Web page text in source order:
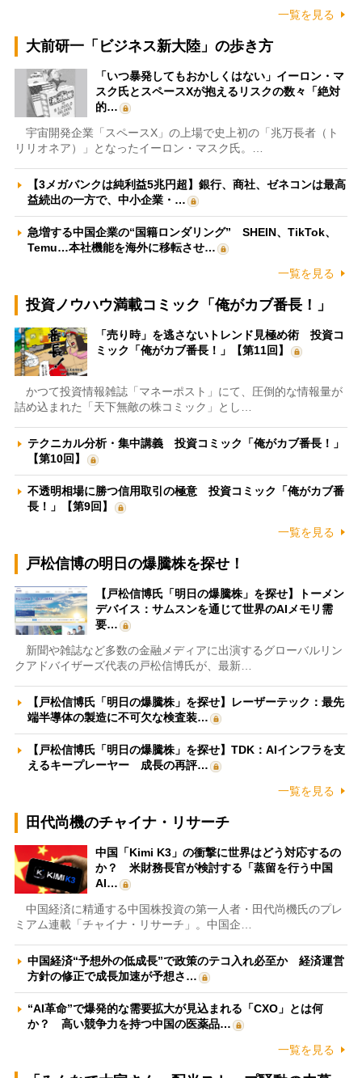
一覧を見る
大前研一「ビジネス新大陸」の歩き方
「いつ暴発してもおかしくはない」イーロン・マ
スク氏とスペースXが抱えるリスクの数々「絶対
的…
宇宙開発企業「スペースX」の上場で史上初の「兆万長者（ト
リリオネア）」となったイーロン・マスク氏。…
【3メガバンクは純利益5兆円超】銀行、商社、ゼネコンは最高
益続出の一方で、中小企業・…
急増する中国企業の“国籍ロンダリング” SHEIN、TikTok、
Temu…本社機能を海外に移転させ…
一覧を見る
投資ノウハウ満載コミック「俺がカブ番長！」
「売り時」を逃さないトレンド見極め術 投資コ
ミック「俺がカブ番長！」【第11回】
かつて投資情報雑誌「マネーポスト」にて、圧倒的な情報量が
詰め込まれた「天下無敵の株コミック」とし…
テクニカル分析・集中講義 投資コミック「俺がカブ番長！」
【第10回】
不透明相場に勝つ信用取引の極意 投資コミック「俺がカブ番
長！」【第9回】
一覧を見る
戸松信博の明日の爆騰株を探せ！
【戸松信博氏「明日の爆騰株」を探せ】トーメン
デバイス：サムスンを通じて世界のAIメモリ需
要…
新聞や雑誌など多数の金融メディアに出演するグローバルリン
クアドバイザーズ代表の戸松信博氏が、最新…
【戸松信博氏「明日の爆騰株」を探せ】レーザーテック：最先
端半導体の製造に不可欠な検査装…
【戸松信博氏「明日の爆騰株」を探せ】TDK：AIインフラを支
えるキープレーヤー 成長の再評…
一覧を見る
田代尚機のチャイナ・リサーチ
中国「Kimi K3」の衝撃に世界はどう対応するの
か？ 米財務長官が検討する「蒸留を行う中国
AI…
中国経済に精通する中国株投資の第一人者・田代尚機氏のプレ
ミアム連載「チャイナ・リサーチ」。中国企…
中国経済“予想外の低成長”で政策のテコ入れ必至か 経済運営
方針の修正で成長加速が予想さ…
“AI革命”で爆発的な需要拡大が見込まれる「CXO」とは何
か？ 高い競争力を持つ中国の医薬品…
一覧を見る